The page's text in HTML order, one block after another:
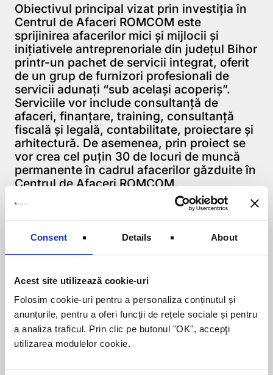
Consent Details About
Acest site utilizează cookie-uri
Folosim cookie-uri pentru a personaliza conținutul și
anunțurile, pentru a oferi funcții de rețele sociale și pentru
a analiza traficul. Prin clic pe butonul "OK", accepţi
utilizarea modulelor cookie.
Obiectivul principal vizat prin investiţia în
Centrul de Afaceri ROMCOM este
sprijinirea afacerilor mici şi mijlocii şi
iniţiativele antreprenoriale din judeţul Bihor
printr-un pachet de servicii integrat, oferit
de un grup de furnizori profesionali de
servicii adunaţi “sub acelaşi acoperiş”.
Serviciile vor include consultanţă de
afaceri, finanţare, training, consultanţă
fiscală şi legală, contabilitate, proiectare şi
arhitectură. De asemenea, prin proiect se
vor crea cel puţin 30 de locuri de muncă
permanente în cadrul afacerilor găzduite în
Centrul de Afaceri ROMCOM.
Proiectul se implementează în Municipiul
Oradea, Str. Gh. Doja, nr. 49/A, Judetul
Bihor pe o durată de 24 luni.
Despre autor:
Dani este managerul programului de
consultanţă în fonduri europene, şi este
a se alătura echipei ROMCOM, Dani a fost